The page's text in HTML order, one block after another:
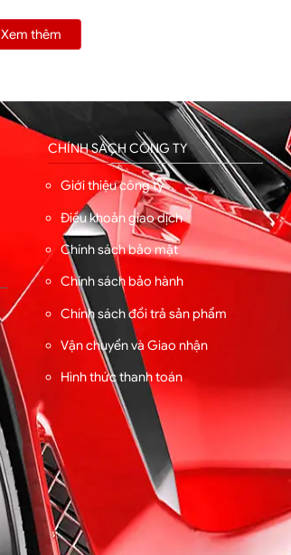
Xem thêm
CHÍNH SÁCH CÔNG TY
Giới thiệu công ty
Điều khoản giao dịch
Chính sách bảo mật
Chính sách bảo hành
Chính sách đổi trả sản phẩm
Vận chuyển và Giao nhận
Hình thức thanh toán